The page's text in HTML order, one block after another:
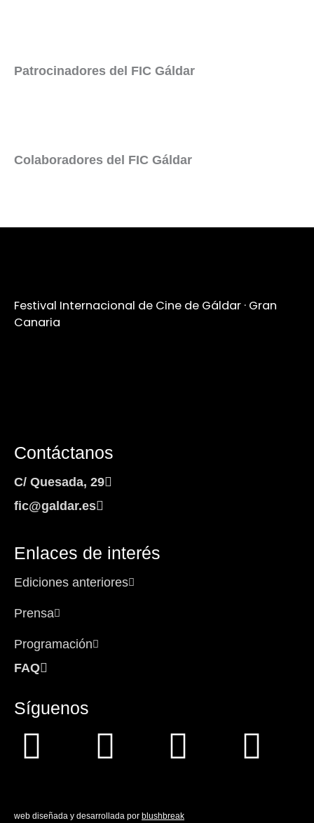
Patrocinadores del FIC Gáldar
Colaboradores del FIC Gáldar
Festival Internacional de Cine de Gáldar · Gran
Canaria
Contáctanos
C/ Quesada, 29
fic@galdar.es
Enlaces de interés
Ediciones anteriores
Prensa
Programación
FAQ
Síguenos
Facebook-
Instagram
Icon-
web diseñada y desarrollada por blushbreak